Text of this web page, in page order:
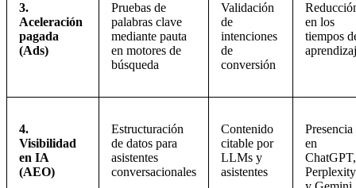
3.
Aceleración
pagada
(Ads)
Pruebas de
palabras clave
mediante pauta
en motores de
búsqueda
Validación
de
intenciones
de
conversión
en los
tiempos
4.
Visibilidad
en IA
(AEO)
Estructuración
de datos para
asistentes
conversacionales
Contenido
citable por
LLMs y
asistentes
Presencia
en
ChatGPT,
Perplexity